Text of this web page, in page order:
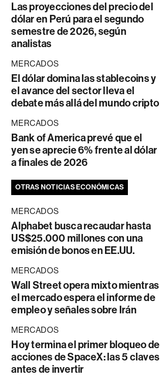
Las proyecciones del precio del
dólar en Perú para el segundo
semestre de 2026, según
analistas
MERCADOS
El dólar domina las stablecoins y
el avance del sector lleva el
debate más allá del mundo cripto
MERCADOS
Bank of America prevé que el
yen se aprecie 6% frente al dólar
a finales de 2026
OTRAS NOTICIAS ECONÓMICAS
MERCADOS
Alphabet busca recaudar hasta
US$25.000 millones con una
emisión de bonos en EE.UU.
MERCADOS
Wall Street opera mixto mientras
el mercado espera el informe de
empleo y señales sobre Irán
MERCADOS
Hoy termina el primer bloqueo de
acciones de SpaceX: las 5 claves
antes de invertir